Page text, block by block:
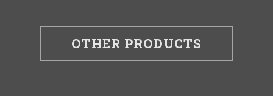
OTHER PRODUCTS